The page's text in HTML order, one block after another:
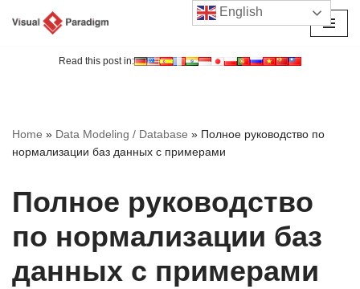
Read this post in:
Home » Data Modeling / Database » Полное руководство по
нормализации баз данных с примерами
Полное руководство
по нормализации баз
данных с примерами
English